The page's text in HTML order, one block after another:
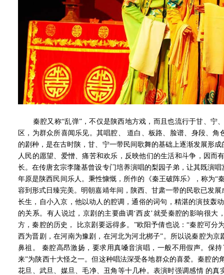
秦腔又称“乱弹”，不仅是陕西地方戏，而且也流行于甘、宁
区，为群众所喜闻乐见。其唱腔、 道白、板路、脸谱、身段、
的剧种，是在古时陕，甘、宁一带民间歌舞的基础上逐渐发展形
人民的愿望、爱憎、痛苦和欢乐，反映他们的生活和斗争，因而
长。在传唐玄宗李隆基曾设专门培养演唱的梨园子弟，让其既演
年原是陕西民间乐人。秉性慷慨，所作的《秦王破阵乐》，称为“
容到形式日臻完美。明朝嘉靖年间，陕西、甘肃一带的民歌已发
长生，自小入京，他以动人的腔调，通俗的词句，精湛的演技轰
的关系。有人说过，京剧的主要曲调‘西皮’就受秦腔的影响很大
方，秦腔的历史， 比京剧要远得多。”欧阳予倩也说：“秦腔可分
西为晋剧，在河南为豫剧，在河北为河北梆子”。所以说秦腔为
鼻祖。 秦腔高昂激扬，要求用真嗓音演唱，一般不用假声。保
来”为陕西十大怪之一。但这种唱法深受各地群众的喜爱。秦腔的
花旦、武旦、媒旦、毛净、丑角等十几种。表演时强调感情 的真